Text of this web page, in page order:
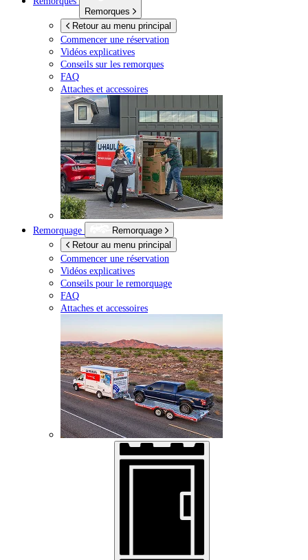
Remorques
Retour au menu principal
Commencer une réservation
Vidéos explicatives
Conseils sur les remorques
FAQ
Attaches et accessoires
Remorquage
Remorquage
Retour au menu principal
Commencer une réservation
Vidéos explicatives
Conseils pour le remorquage
FAQ
Attaches et accessoires